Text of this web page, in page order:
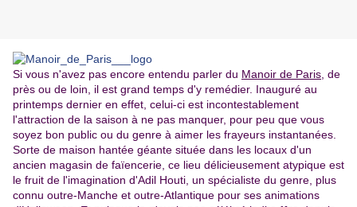
Si vous n'avez pas encore entendu parler du Manoir de Paris , de
près ou de loin, il est grand temps d'y remédier. Inauguré au
printemps dernier en effet, celui-ci est incontestablement
l'attraction de la saison à ne pas manquer, pour peu que vous
soyez bon public ou du genre à aimer les frayeurs instantanées.
Sorte de maison hantée géante située dans les locaux d'un
ancien magasin de faïencerie, ce lieu délicieusement atypique est
le fruit de l'imagination d'Adil Houti, un spécialiste du genre, plus
connu outre-Manche et outre-Atlantique pour ses animations